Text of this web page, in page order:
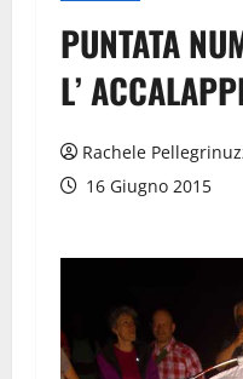
PUNTATA
L’
Rachele
16 Giugno 2015